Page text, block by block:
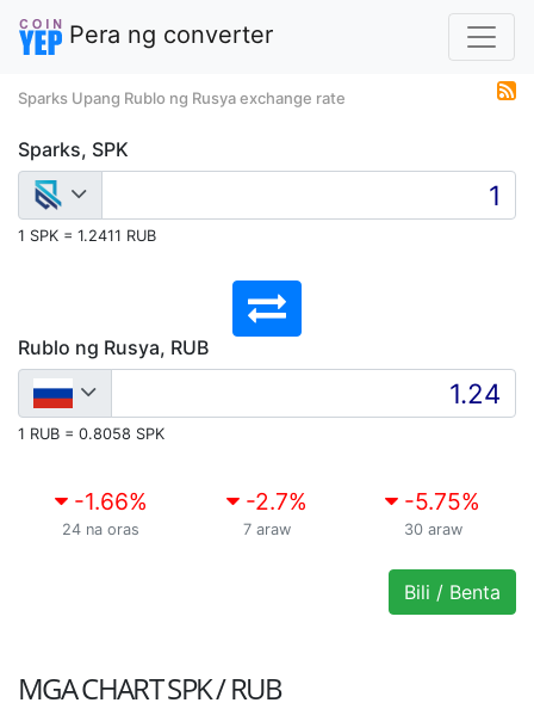
Pera ng converter
Sparks Upang Rublo ng Rusya exchange rate
Sparks, SPK
1 SPK = 1.2411 RUB
Rublo ng Rusya, RUB
1 RUB = 0.8058 SPK
-1.66%
24 na oras
-2.7%
7 araw
-5.75%
30 araw
Bili / Benta
MGA CHARTSPK / RUB